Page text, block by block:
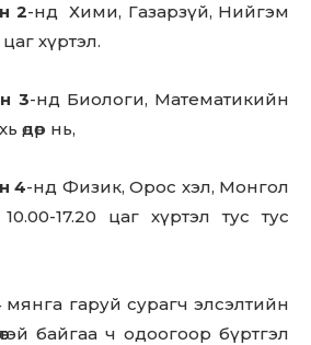
2-нд Хими, Газарзүй, Нийгэм
хүртэл.
3-нд Биологи, Математикийн
өдөр нь,
4-нд Физик, Орос хэл, Монгол
17.20 цаг хүртэл тус тус
гаруй сурагч элсэлтийн
байгаа ч одоогоор бүртгэл